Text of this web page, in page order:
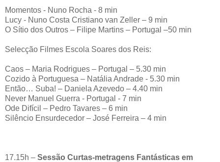
Momentos - Nuno Rocha - 8 min
Lucy - Nuno Costa Cristiano van Zeller – 9 min
O Sítio dos Outros – Filipe Martins – Portugal –50 min
Selecção Filmes Escola Soares dos Reis:
Caos – Maria Rodrigues – Portugal – 5.30 min
Cozido à Portuguesa – Natália Andrade - 5.30 min
Então… Suba! – Daniela Azevedo – 4.40 min
Never Manuel Guerra - Portugal - 7 min
Ode Difícil – Pedro Tavares – 6 min
Silêncio Ensurdecedor – José Ferreira – 4 min
17.15h – Sessão Curtas-metragens Fantásticas em